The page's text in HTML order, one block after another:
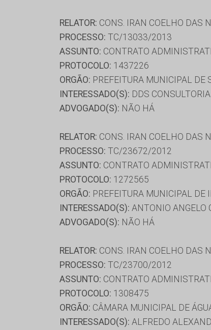
RELATOR: CONS. IRAN COELHO DAS
PROCESSO: TC/13033/2013
ASSUNTO: CONTRATO
PROTOCOLO: 1437226
ORGÃO: PREFEITURA MUNICIPAL DE
INTERESSADO(S): DDS
ADVOGADO(S): NÃO HÁ
RELATOR: CONS. IRAN COELHO DAS
PROCESSO: TC/23672/2012
ASSUNTO: CONTRATO
PROTOCOLO: 1272565
ORGÃO: PREFEITURA MUNICIPAL DE
INTERESSADO(S): ANTONIO ANGELO
ADVOGADO(S): NÃO HÁ
RELATOR: CONS. IRAN COELHO DAS
PROCESSO: TC/23700/2012
ASSUNTO: CONTRATO
PROTOCOLO: 1308475
ORGÃO: CÂMARA MUNICIPAL DE
INTERESSADO(S): ALFREDO